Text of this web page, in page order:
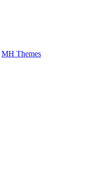
MH Themes